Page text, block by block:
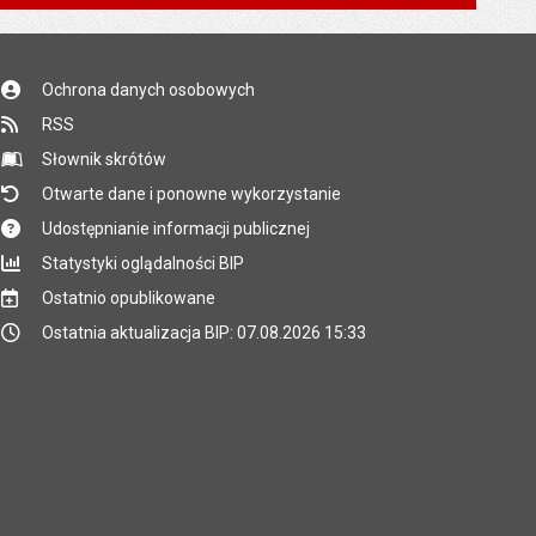
*
Ochrona danych osobowych
RSS
Słownik skrótów
Otwarte dane i ponowne wykorzystanie
Udostępnianie informacji publicznej
Statystyki oglądalności BIP
Ostatnio opublikowane
Ostatnia aktualizacja BIP: 07.08.2026 15:33